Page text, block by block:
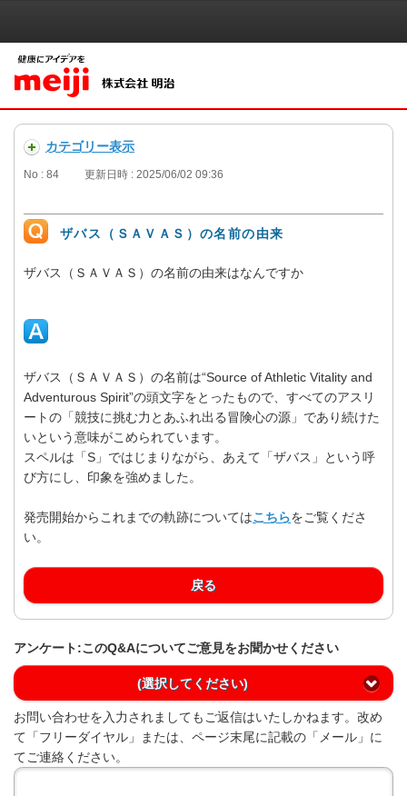
カテゴリー表示
No : 84 更新日時 : 2025/06/02 09:36
ザバス（ＳＡＶＡＳ）の名前の由来
ザバス（ＳＡＶＡＳ）の名前の由来はなんですか
ザバス（ＳＡＶＡＳ）の名前は“Source of Athletic Vitality and
Adventurous Spirit”の頭文字をとったもので、すべてのアスリ
ートの「競技に挑む力とあふれ出る冒険心の源」であり続けた
いという意味がこめられています。
スペルは「S」ではじまりながら、あえて「ザバス」という呼
び方にし、印象を強めました。
発売開始からこれまでの軌跡についてはこちらをご覧くださ
い。
戻る
アンケート:このQ&Aについてご意見をお聞かせください
(選択してください)
お問い合わせを入力されましてもご返信はいたしかねます。改め
て「フリーダイヤル」または、ページ末尾に記載の「メール」に
てご連絡ください。